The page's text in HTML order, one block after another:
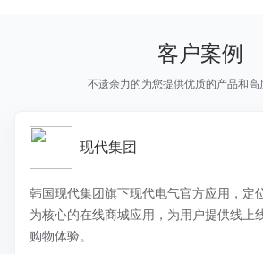
客户案例
不遗余力的为您提供优质的产品和高
现代集团
韩国现代集团旗下现代电气官方应用，定
为核心的在线商城应用，为用户提供线上
购物体验。